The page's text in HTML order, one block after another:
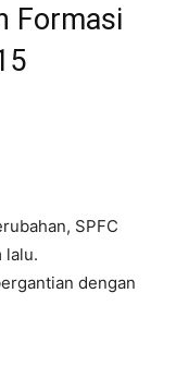
Formasi
SPFC
lalu.
dengan